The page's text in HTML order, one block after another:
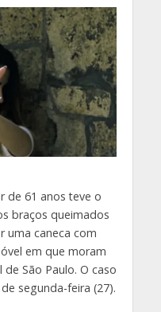
de 61 anos teve o
braços queimados
uma caneca com
em que moram
São Paulo. O caso
segunda-feira (27).